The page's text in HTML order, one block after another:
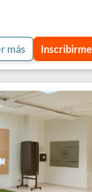
más Inscribirme